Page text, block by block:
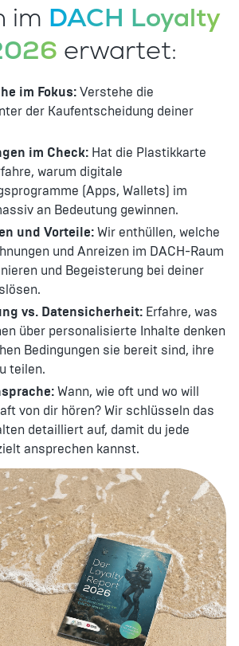
im DACH Loyalty
erwartet:
im Fokus: Verstehe die
der Kaufentscheidung deiner
im Check: Hat die Plastikkarte
warum digitale
(Apps, Wallets) im
an Bedeutung gewinnen.
und Vorteile: Wir enthüllen, welche
und Anreizen im DACH-Raum
und Begeisterung bei deiner
vs. Datensicherheit: Erfahre, was
über personalisierte Inhalte denken
Bedingungen sie bereit sind, ihre
teilen.
Wann, wie oft und wo will
von dir hören? Wir schlüsseln das
detailliert auf, damit du jede
ansprechen kannst.